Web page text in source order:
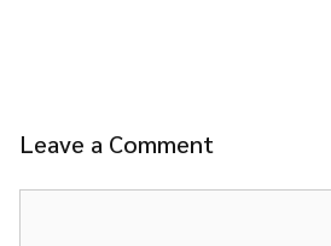
Leave a Comment